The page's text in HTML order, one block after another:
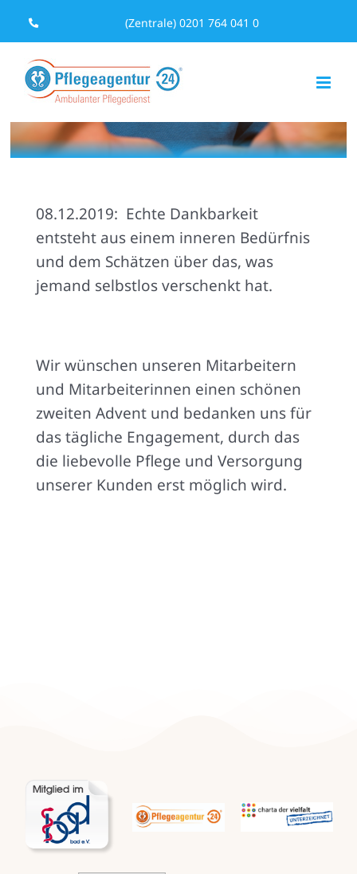
Inhalt
springen
(Zentrale) 0201 764 041 0
08.12.2019: Echte Dankbarkeit
entsteht aus einem inneren Bedürfnis
und dem Schätzen über das, was
jemand selbstlos verschenkt hat.
Wir wünschen unseren Mitarbeitern
und Mitarbeiterinnen einen schönen
zweiten Advent und bedanken uns für
das tägliche Engagement, durch das
die liebevolle Pflege und Versorgung
unserer Kunden erst möglich wird.